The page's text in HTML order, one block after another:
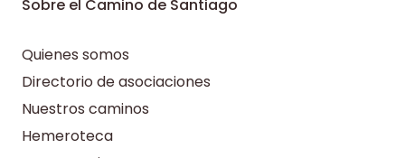
Sobre el Camino de Santiago
Quienes somos
Directorio de asociaciones
Nuestros caminos
Hemeroteca